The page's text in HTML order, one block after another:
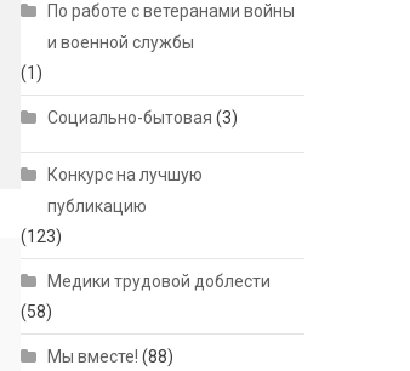
По работе с ветеранами войны
и военной службы
(1)
Социально-бытовая (3)
Конкурс на лучшую
публикацию
(123)
Медики трудовой доблести
(58)
Мы вместе! (88)